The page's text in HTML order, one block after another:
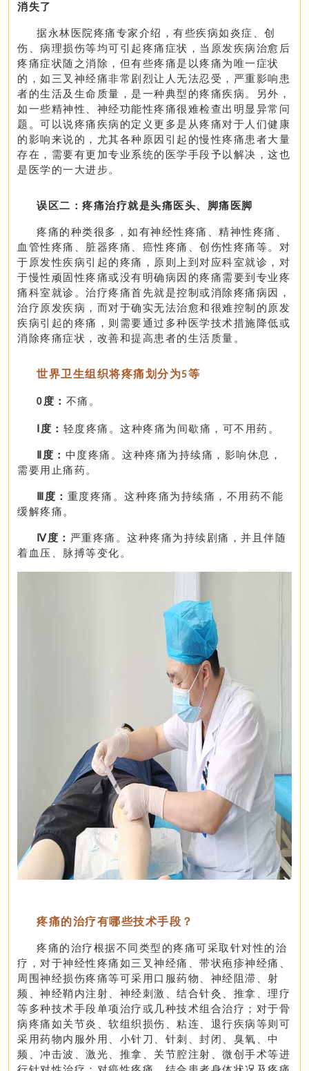
消失了
据永林医院疼痛专家介绍，有些疾病如炎症、创
伤、病理损伤等均可引起疼痛症状，当原发疾病治愈后
疼痛症状随之消除，但有些疼痛是以疼痛为唯一症状
的，如三叉神经痛非常剧烈让人无法忍受，严重影响患
者的生活及生命质量，是一种典型的疼痛疾病。另外，
如一些精神性、神经功能性疼痛很难检查出明显异常问
题。可以说疼痛疾病的定义更多是从疼痛对于人们健康
的影响来说的，尤其各种原因引起的慢性疼痛患者大量
存在，需要有更加专业系统的医学手段予以解决，这也
是医学的一大进步。
误区二： 疼痛治疗就是头痛医头、脚痛医脚
疼痛的种类很多，如有神经性疼痛、精神性疼痛、
血管性疼痛、脏器疼痛、癌性疼痛、创伤性疼痛等。对
于原发性疾病引起的疼痛，原则上到对应科室就诊，对
于慢性顽固性疼痛或没有明确病因的疼痛需要到专业疼
痛科室就诊。治疗疼痛首先就是控制或消除疼痛病因，
治疗原发疾病，而对于确实无法治愈和很难控制的原发
疾病引起的疼痛，则需要通过多种医学技术措施降低或
消除疼痛症状，改善和提高患者的生活质量。
世界卫生组织将疼痛划分为5等
0 度： 不痛。
Ⅰ度： 轻度疼痛。这种疼痛为间歇痛，可不用药。
Ⅱ度： 中度疼痛。这种疼痛为持续痛，影响休息，
需要用止痛药。
Ⅲ度： 重度疼痛。这种疼痛为持续痛，不用药不能
缓解疼痛。
Ⅳ度： 严重疼痛。这种疼痛为持续剧痛，并且伴随
着血压、脉搏等变化。
疼痛的治疗有哪些技术手段？
疼痛的治疗根据不同类型的疼痛可采取针对性的治
疗，对于神经性疼痛如三叉神经痛、带状疱疹神经痛、
周围神经损伤疼痛等可采用口服药物、神经阻滞、射
频、神经鞘内注射、神经刺激、结合针灸、推拿、理疗
等多种技术手段单项治疗或几种技术组合治疗；对于骨
病疼痛如关节炎、软组织损伤、粘连、退行疾病等则可
采用药物内服外用、小针刀、针刺、封闭、臭氧、中
频、冲击波、激光、推拿、关节腔注射、微创手术等进